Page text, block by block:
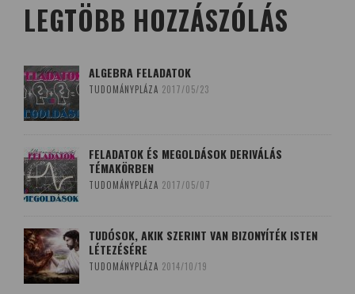
LEGTÖBB HOZZÁSZÓLÁS
ALGEBRA FELADATOK
TUDOMÁNYPLÁZA 2017/05/23
FELADATOK ÉS MEGOLDÁSOK DERIVÁLÁS
TÉMAKÖRBEN
TUDOMÁNYPLÁZA 2017/05/07
TUDÓSOK, AKIK SZERINT VAN BIZONYÍTÉK ISTEN
LÉTEZÉSÉRE
TUDOMÁNYPLÁZA 2014/10/19